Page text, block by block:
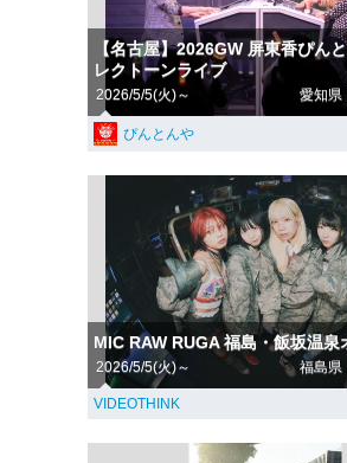
【名古屋】2026GW 屏東香ぴん
レクトーンライブ
2026/5/5(火)～ 愛知県
ぴんとんや
MIC RAW RUGA 福島・飯坂温泉
2026/5/5(火)～ 福島県
VIDEOTHINK